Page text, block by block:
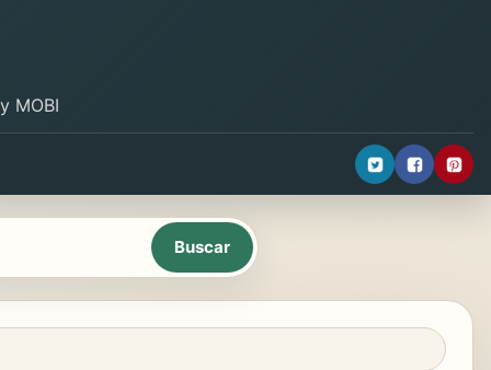
MOBI